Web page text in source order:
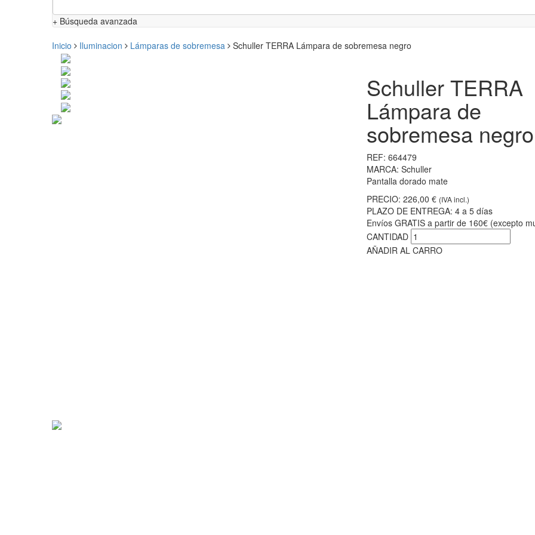
+ Búsqueda avanzada
Inicio Iluminacion Lámparas de sobremesa Schuller TERRA Lámpara de sobremesa negro
Schuller TERRA
Lámpara de
sobremesa negro
REF: 664479
MARCA: Schuller
Pantalla dorado mate
PRECIO: 226,00 € (IVA incl.)
PLAZO DE ENTREGA: 4 a 5 días
Envíos GRATIS a partir de 160€ (excepto
CANTIDAD
AÑADIR AL CARRO